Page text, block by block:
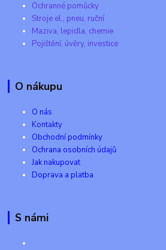
Ochranné pomůcky
Stroje el., pneu, ruční
Maziva, lepidla, chemie
Pojištění, úvěry, investice
O nákupu
O nás
Kontakty
Obchodní podmínky
Ochrana osobních údajů
Jak nakupovat
Doprava a platba
S námi